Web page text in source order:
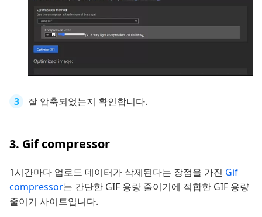
잘 압축되었는지 확인합니다.
3. Gif compressor
1시간마다 업로드 데이터가 삭제된다는 장점을 가진 Gif
compressor는 간단한 GIF 용랑 줄이기에 적합한 GIF 용량
줄이기 사이트입니다.